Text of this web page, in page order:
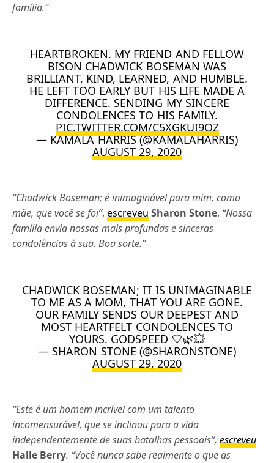
família.”
HEARTBROKEN. MY FRIEND AND FELLOW
BISON CHADWICK BOSEMAN WAS
BRILLIANT, KIND, LEARNED, AND HUMBLE.
HE LEFT TOO EARLY BUT HIS LIFE MADE A
DIFFERENCE. SENDING MY SINCERE
CONDOLENCES TO HIS FAMILY.
PIC.TWITTER.COM/C5XGKUI9OZ
— KAMALA HARRIS (@KAMALAHARRIS)
AUGUST 29, 2020
“Chadwick Boseman; é inimaginável para mim, como
mãe, que você se foi”,escreveu Sharon Stone. “Nossa
família envia nossas mais profundas e sinceras
condolências à sua. Boa sorte.”
CHADWICK BOSEMAN; IT IS UNIMAGINABLE
TO ME AS A MOM, THAT YOU ARE GONE.
OUR FAMILY SENDS OUR DEEPEST AND
MOST HEARTFELT CONDOLENCES TO
YOURS. GODSPEED 🤍🌿💥
— SHARON STONE (@SHARONSTONE)
AUGUST 29, 2020
“Este é um homem incrível com um talento
incomensurável, que se inclinou para a vida
independentemente de suas batalhas pessoais”,escreveu
Halle Berry. “Você nunca sabe realmente o que as